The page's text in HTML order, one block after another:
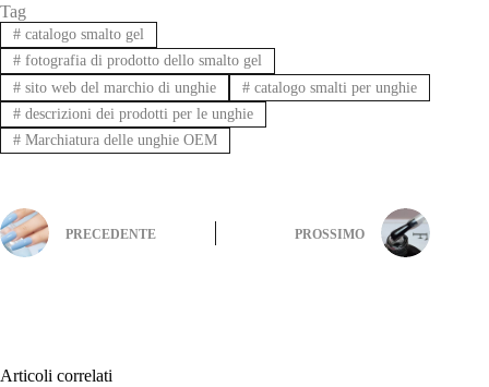
Tag
#catalogo smalto gel
#fotografia di prodotto dello smalto gel
#sito web del marchio di unghie #catalogo smalti per unghie
#descrizioni dei prodotti per le unghie
#Marchiatura delle unghie OEM
PRECEDENTE PROSSIMO
Articoli correlati